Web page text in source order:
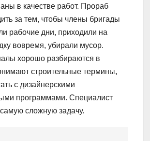
в качестве работ. Прораб
за тем, чтобы члены бригады
рабочие дни, приходили на
вовремя, убирали мусор.
хорошо разбираются в
строительные термины,
с дизайнерскими
программами. Специалист
сложную задачу.